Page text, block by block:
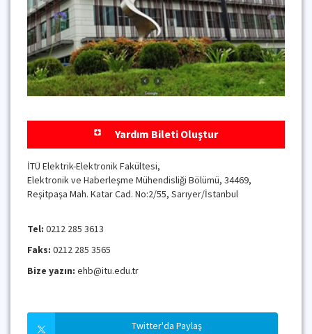
Yardım Bileti Oluştur
İTÜ Elektrik-Elektronik Fakültesi,
Elektronik ve Haberleşme Mühendisliği Bölümü, 34469,
Reşitpaşa Mah. Katar Cad. No:2/55, Sarıyer/İstanbul
Tel: 0212 285 3613
Faks: 0212 285 3565
Bize yazın: ehb@itu.edu.tr
Twitter'da Paylaş